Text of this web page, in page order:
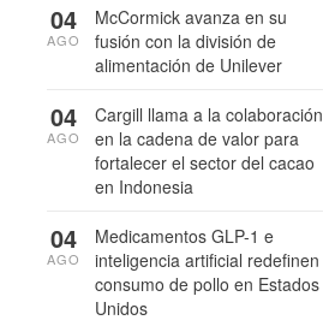
McCormick avanza en su
fusión con la división de
alimentación de Unilever
04
AGO
Cargill llama a la colaboración
en la cadena de valor para
fortalecer el sector del cacao
en Indonesia
04
AGO
Medicamentos GLP-1 e
inteligencia artificial redefinen
consumo de pollo en Estados
Unidos
04
AGO